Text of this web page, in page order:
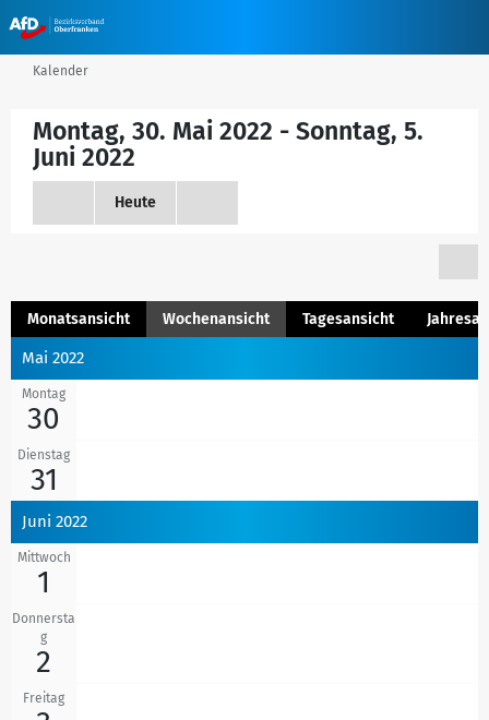
Kalender
Montag, 30. Mai 2022 - Sonntag, 5.
Juni 2022
Heute
Monatsansicht Wochenansicht Tagesansicht
Mai 2022
Montag
30
Dienstag
31
Juni 2022
Mittwoch
1
Donnersta
g
2
Freitag